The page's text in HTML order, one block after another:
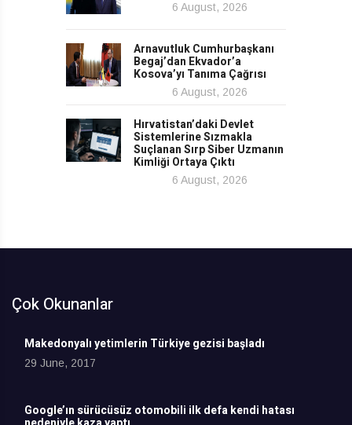
6 August, 2026
Arnavutluk Cumhurbaşkanı
Begaj’dan Ekvador’a
Kosova’yı Tanıma Çağrısı
6 August, 2026
Hırvatistan’daki Devlet
Sistemlerine Sızmakla
Suçlanan Sırp Siber Uzmanın
Kimliği Ortaya Çıktı
6 August, 2026
Çok Okunanlar
Makedonyalı yetimlerin Türkiye gezisi başladı
29 June, 2017
Google’ın sürücüsüz otomobili ilk defa kendi hatası